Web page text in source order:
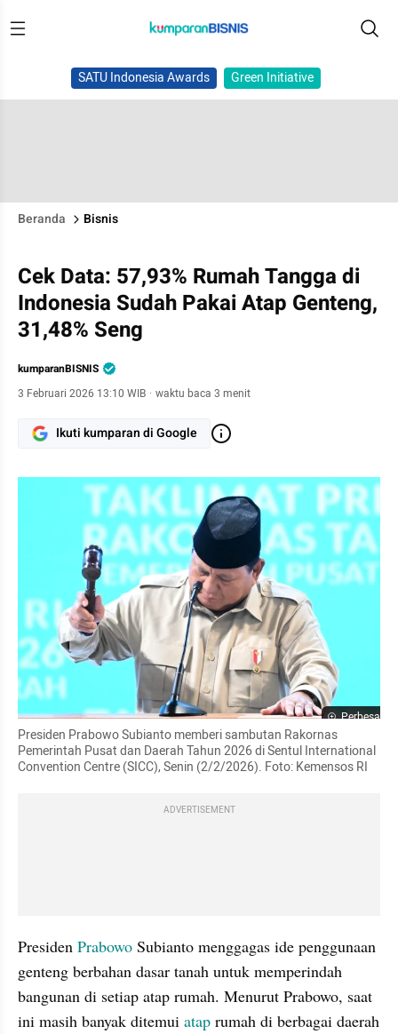
SATU Indonesia Awards Green Initiative
Beranda Bisnis
Cek Data: 57,93% Rumah Tangga di
Indonesia Sudah Pakai Atap Genteng,
31,48% Seng
kumparanBISNIS
3 Februari 2026 13:10 WIB · waktu baca 3 menit
Ikuti kumparan di Google
Perbesar
Presiden Prabowo Subianto memberi sambutan Rakornas
Pemerintah Pusat dan Daerah Tahun 2026 di Sentul International
Convention Centre (SICC), Senin (2/2/2026). Foto: Kemensos RI
ADVERTISEMENT
Presiden Prabowo Subianto menggagas ide penggunaan
genteng berbahan dasar tanah untuk memperindah
bangunan di setiap atap rumah. Menurut Prabowo, saat
ini masih banyak ditemui atap rumah di berbagai daerah